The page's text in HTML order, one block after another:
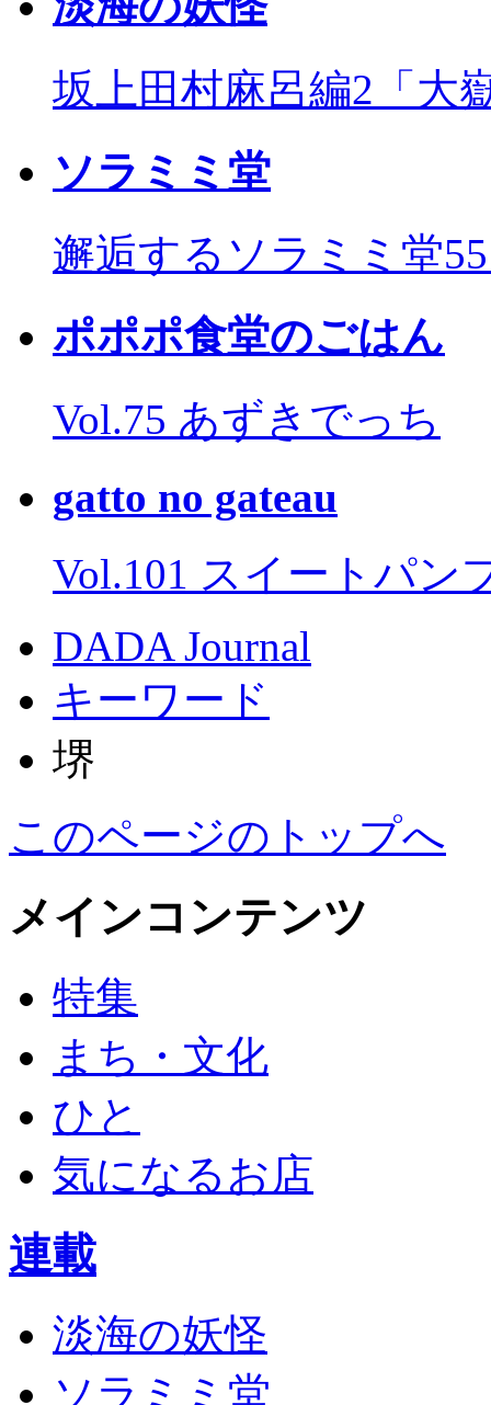
坂上田村麻呂編2「大
ソラミミ堂
邂逅するソラミミ堂
ポポポ食堂のごはん
Vol.75 あずきでっち
gatto no gateau
Vol.101 スイートパン
DADA Journal
キーワード
堺
このページのトップへ
メインコンテンツ
特集
まち・文化
ひと
気になるお店
連載
淡海の妖怪
ソラミミ堂